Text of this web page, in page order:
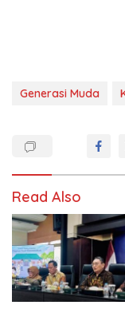
Generasi Muda
Read Also